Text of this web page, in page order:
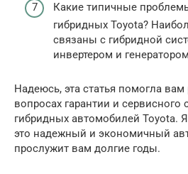
Какие типичные
гибридных Toyota?
связаны с гибридной
инвертером и
Надеюсь, эта статья помогла вам
вопросах гарантии и сервисного
гибридных автомобилей Toyota.
это надежный и экономичный
прослужит вам долгие годы.